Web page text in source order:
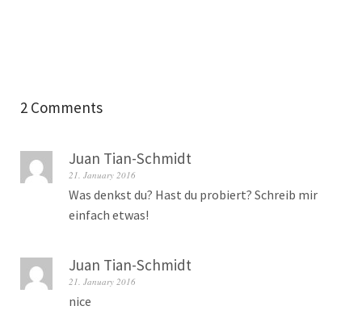
2 Comments
Juan Tian-Schmidt
21. January 2016
Was denkst du? Hast du probiert? Schreib mir
einfach etwas!
Juan Tian-Schmidt
21. January 2016
nice